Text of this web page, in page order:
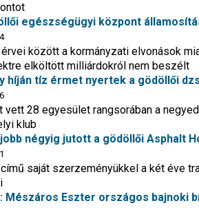
egészségügyi központ
között a kormányzati elvonások
elköltött milliárdokról nem beszélt
híján tíz érmet nyertek a gödöllői
vett 28 egyesület rangsorában a
klub
négyig jutott a gödöllői Asphalt
saját szerzeményükkel a két éve
Mészáros Eszter országos bajnoki